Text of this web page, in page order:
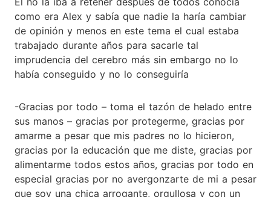
como era Alex y sabía que nadie la haría cambiar
de opinión y menos en este tema el cual estaba
trabajado durante años para sacarle tal
imprudencia del cerebro más sin embargo no lo
había conseguido y no lo conseguiría
-Gracias por todo – toma el tazón de helado entre
sus manos – gracias por protegerme, gracias por
amarme a pesar que mis padres no lo hicieron,
gracias por la educación que me diste, gracias por
alimentarme todos estos años, gracias por todo en
especial gracias por no avergonzarte de mi a pesar
que soy una chica arrogante, orgullosa y con un